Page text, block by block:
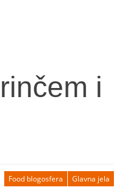
i
Food blogosfera Glavna jela